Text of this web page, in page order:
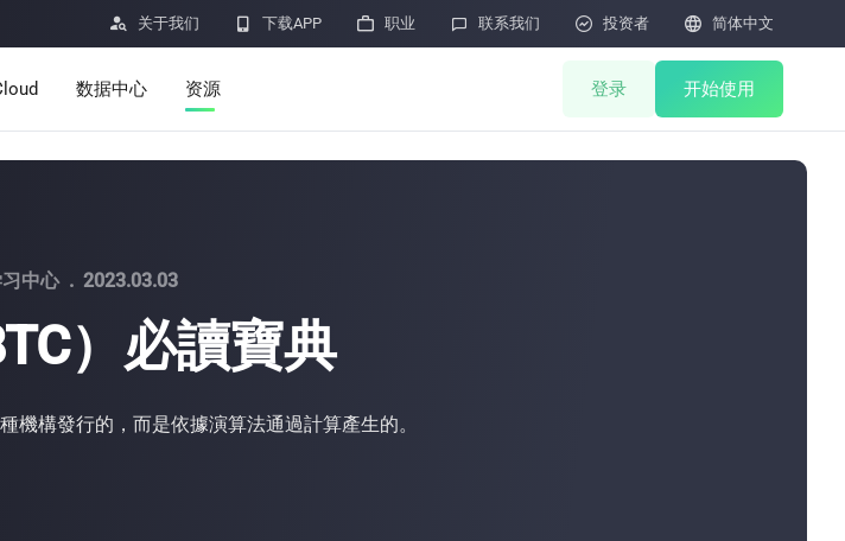
 关于我们  下载APP  职业  联系我们  投资者  简体中文
336 PCS | ≈12*2.4*2.9M
数据中心 资源
公告
挖矿计算器
登录 开始使用
中心. 2023.03.03
）必讀寶典
機構發行的，而是依據演算法通過計算產生的。